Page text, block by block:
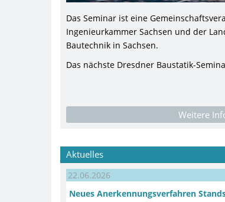
Das Seminar ist eine
Ingenieurkammer Sachsen und der
Bautechnik in Sachsen.
Das nächste Dresdner Baustatik-
Weitere
Aktuelles
22.06.2026
Neues Anerkennungsverfahren